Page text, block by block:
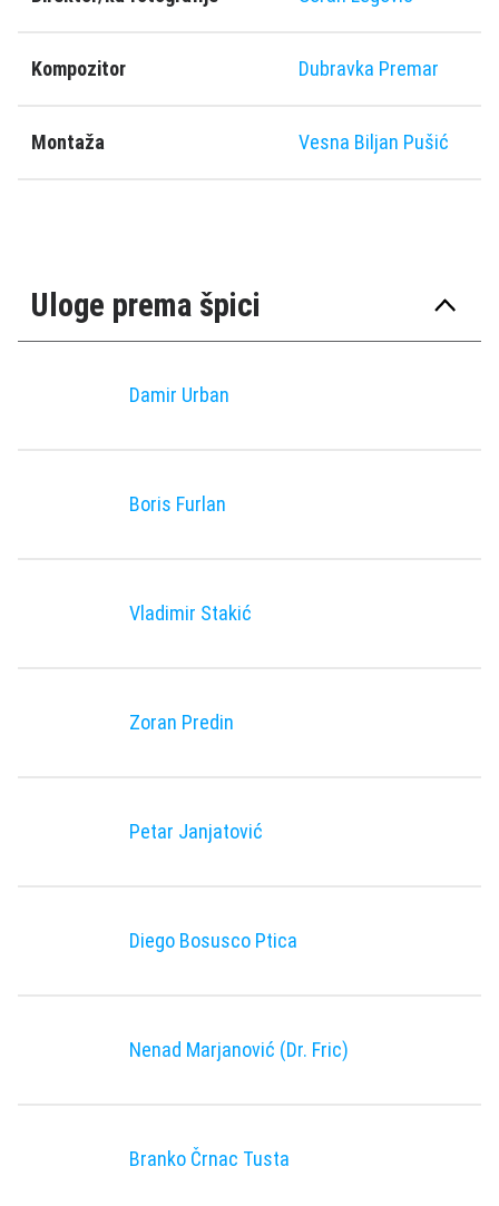
Kompozitor Dubravka Premar
Montaža Vesna Biljan Pušić
Uloge prema špici
Damir Urban
Boris Furlan
Vladimir Stakić
Zoran Predin
Petar Janjatović
Diego Bosusco Ptica
Nenad Marjanović (Dr. Fric)
Branko Črnac Tusta